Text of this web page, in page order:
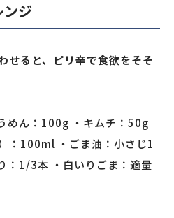
ジ
せると、ピリ辛で食欲をそそ
めん：100g ・キムチ：50g
：100ml ・ごま油：小さじ1
：1/3本 ・白いりごま：適量